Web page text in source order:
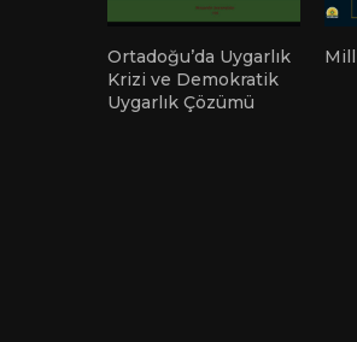
Ortadoğu’da Uygarlık
Krizi ve Demokratik
Uygarlık Çözümü